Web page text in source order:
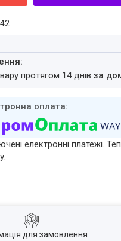
протягом 14 днівза
електронні платежі.
для замовлення